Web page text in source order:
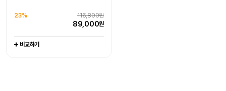
116,800원
23%
89,000원
비교하기
151,000원
비교하기
비교하기